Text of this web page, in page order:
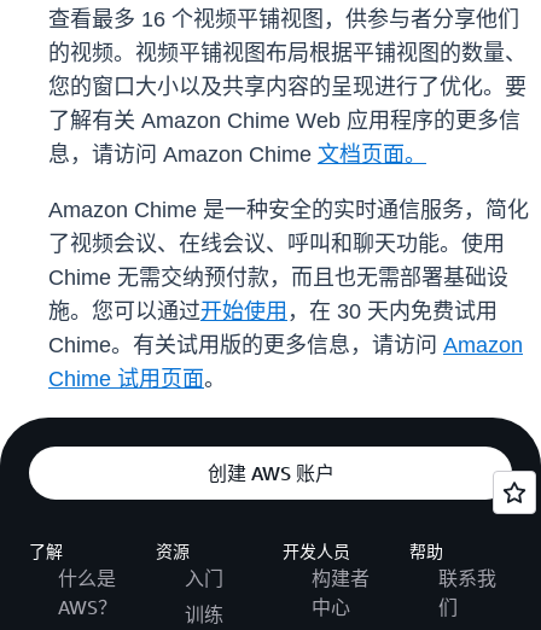
查看最多 16 个视频平铺视图，供参与者分享他们
的视频。视频平铺视图布局根据平铺视图的数量、
您的窗口大小以及共享内容的呈现进行了优化。要
了解有关 Amazon Chime Web 应用程序的更多信
息，请访问 Amazon Chime 文档页面。
Amazon Chime 是一种安全的实时通信服务，简化
了视频会议、在线会议、呼叫和聊天功能。使用
Chime 无需交纳预付款，而且也无需部署基础设
施。您可以通过开始使用 ，在 30 天内免费试用
Chime。有关试用版的更多信息，请访问 Amazon
Chime 试用页面。
创建 AWS 账户
了解
什么是
AWS？
资源
入门
训练
开发人员
构建者
中心
帮助
联系我
们